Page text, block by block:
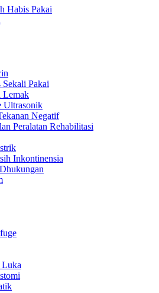
Habis Pakai
Pakai
Lemak
Ultrasonik
Negatif
Peralatan Rehabilitasi
Inkontinensia
Luka